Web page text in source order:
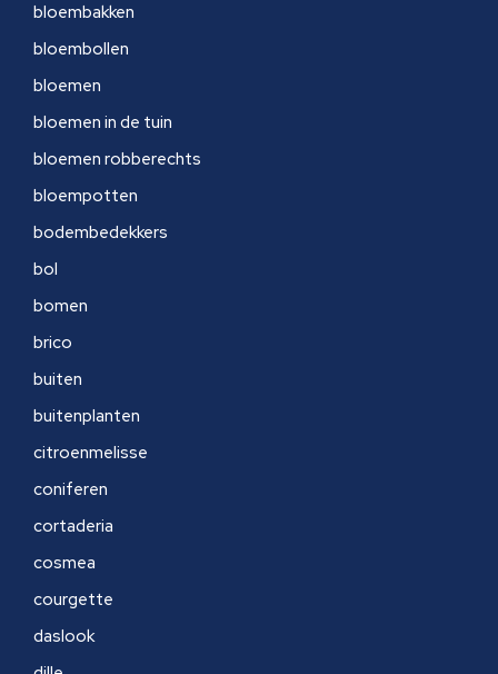
bloembakken
bloembollen
bloemen
bloemen in de tuin
bloemen robberechts
bloempotten
bodembedekkers
bol
bomen
brico
buiten
buitenplanten
citroenmelisse
coniferen
cortaderia
cosmea
courgette
daslook